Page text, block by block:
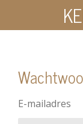
hoofdinhoud
E-mailadres